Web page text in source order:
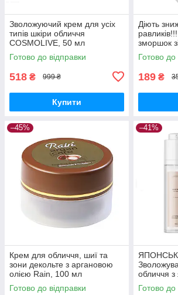
Зволожуючий крем для усіх
типів шкіри обличчя
COSMOLIVE, 50 мл
Готово до відправки
518 ₴ 999 ₴
Купити
Діють
зморшок
Готово до
189 ₴
–45%
Крем для обличчя, шиї та
зони декольте з аргановою
олією Rain, 100 мл
Готово до відправки
–41%
обличчя
LIVESTA,
Готово до